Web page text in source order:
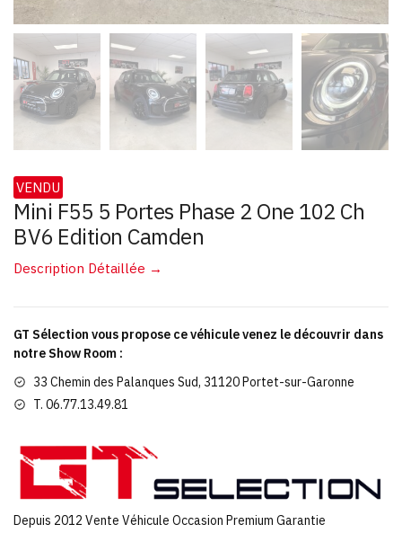
VENDU
Mini F55 5 Portes Phase 2 One 102 Ch
BV6 Edition Camden
Description Détaillée →
GT Sélection vous propose ce véhicule venez le découvrir dans
notre Show Room :
33 Chemin des Palanques Sud, 31120 Portet-sur-Garonne
T. 06.77.13.49.81
Depuis 2012 Vente Véhicule Occasion Premium Garantie